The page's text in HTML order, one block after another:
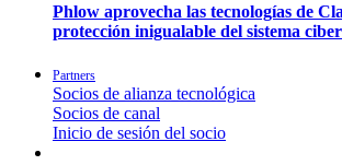
Phlow aprovecha las tecnologías de
protección inigualable del sistema
Partners
Socios de alianza tecnológica
Socios de canal
Inicio de sesión del socio